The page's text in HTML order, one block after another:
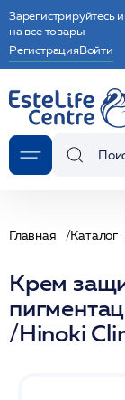
Зарегистрируйтесь
на все товары
РегистрацияВойти
Главная Каталог
Крем
/Hinoki